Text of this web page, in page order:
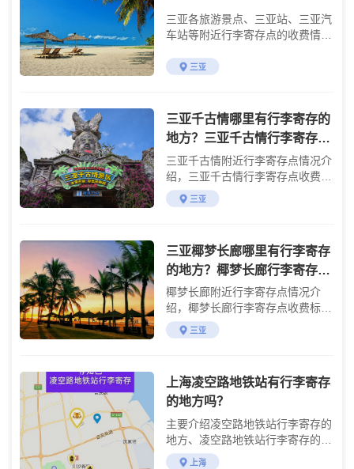
三亚各旅游景点、三亚站、三亚汽
车站等附近行李寄存点的收费情况
三亚
三亚千古情哪里有行李寄存的
地方？三亚千古情行李寄存怎
么收费？
三亚千古情附近行李寄存点情况介
绍，三亚千古情行李寄存点收费标
准介绍
三亚
三亚椰梦长廊哪里有行李寄存
的地方？椰梦长廊行李寄存怎
么收费？
椰梦长廊附近行李寄存点情况介
绍，椰梦长廊行李寄存点收费标准
介绍
三亚
上海凌空路地铁站有行李寄存
的地方吗？
主要介绍凌空路地铁站行李寄存的
地方、凌空路地铁站行李寄存的费
用及使用方法
上海